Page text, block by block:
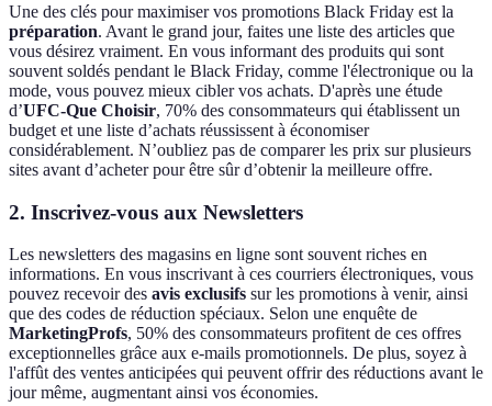
Une des clés pour maximiser vos promotions Black Friday est la
préparation. Avant le grand jour, faites une liste des articles que
vous désirez vraiment. En vous informant des produits qui sont
souvent soldés pendant le Black Friday, comme l'électronique ou la
mode, vous pouvez mieux cibler vos achats. D'après une étude
d’UFC-Que Choisir, 70% des consommateurs qui établissent un
budget et une liste d’achats réussissent à économiser
considérablement. N’oubliez pas de comparer les prix sur plusieurs
sites avant d’acheter pour être sûr d’obtenir la meilleure offre.
2. Inscrivez-vous aux Newsletters
Les newsletters des magasins en ligne sont souvent riches en
informations. En vous inscrivant à ces courriers électroniques, vous
pouvez recevoir des avis exclusifs sur les promotions à venir, ainsi
que des codes de réduction spéciaux. Selon une enquête de
MarketingProfs, 50% des consommateurs profitent de ces offres
exceptionnelles grâce aux e-mails promotionnels. De plus, soyez à
l'affût des ventes anticipées qui peuvent offrir des réductions avant le
jour même, augmentant ainsi vos économies.